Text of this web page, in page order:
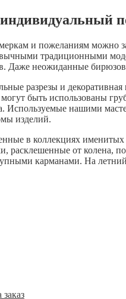
и пожеланиям можно
традиционными
Даже неожиданные
разрезы и
быть использованы
нашими
изделий.
в коллекциях
от колена,
карманами. На